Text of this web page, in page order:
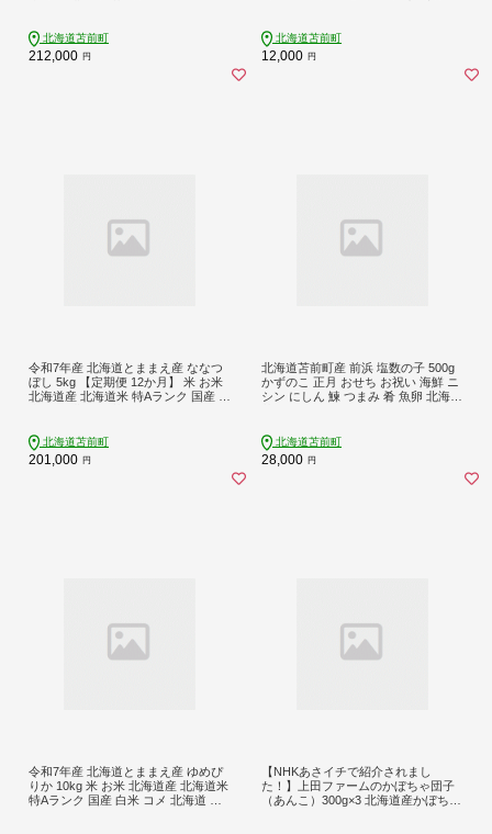
北海道苫前町
212,000 円
瓜 郷土料理 北海道 苫前町 とままえ
ued03
北海道苫前町
12,000 円
令和7年産 北海道とままえ産 ななつ
ぼし 5kg 【定期便 12か月】 米 お米
北海道産 北海道米 特Aランク 国産 白
北海道苫前町
201,000 円
北海道苫前町産 前浜 塩数の子 500g
かずのこ 正月 おせち お祝い 海鮮 ニ
シン にしん 鰊 つまみ 肴 魚卵 北海道
北海道苫前町
28,000 円
令和7年産 北海道とままえ産 ゆめぴ
りか 10kg 米 お米 北海道産 北海道米
特Aランク 国産 白米 コメ 北海道 苫
【NHKあさイチで紹介されまし
た！】上田ファームのかぼちゃ団子
（あんこ）300g×3 北海道産かぼちゃ